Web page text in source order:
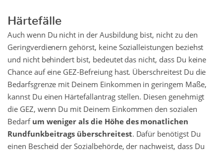
Härtefälle
Auch wenn Du nicht in der Ausbildung bist, nicht zu den
Geringverdienern gehörst, keine Sozialleistungen beziehst
und nicht behindert bist, bedeutet das nicht, dass Du keine
Chance auf eine GEZ-Befreiung hast. Überschreitest Du die
Bedarfsgrenze mit Deinem Einkommen in geringem Maße,
kannst Du einen Härtefallantrag stellen. Diesen genehmigt
die GEZ, wenn Du mit Deinem Einkommen den sozialen
Bedarf um weniger als die Höhe des monatlichen
Rundfunkbeitrags überschreitest. Dafür benötigst Du
einen Bescheid der Sozialbehörde, der nachweist, dass Du